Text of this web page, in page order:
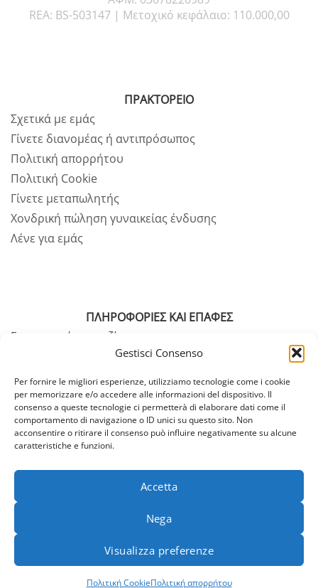
Gestisci Consenso
Per fornire le migliori esperienze, utilizziamo tecnologie come i cookie
per memorizzare e/o accedere alle informazioni del dispositivo. Il
consenso a queste tecnologie ci permetterà di elaborare dati come il
comportamento di navigazione o ID unici su questo sito. Non
acconsentire o ritirare il consenso può influire negativamente su alcune
caratteristiche e funzioni.
Accetta
Nega
Visualizza preferenze
Πολιτική CookieΠολιτική απορρήτου
REA: BS-503147 | Μετοχικό κεφάλαιο: 110.000,00
ΠΡΑΚΤΟΡΕΙΟ
Σχετικά με εμάς
Γίνετε διανομέας ή αντιπρόσωπος
Πολιτική απορρήτου
Πολιτική Cookie
Γίνετε μεταπωλητής
Χονδρική πώληση γυναικείας ένδυσης
Λένε για εμάς
ΠΛΗΡΟΦΟΡΙΕΣ ΚΑΙ ΕΠΑΦΕΣ
Επικοινωνήστε μαζί μας
Όροι και Προϋποθέσεις
Πληρωμές και επιστροφές
Αποστολή
FAQ
Copyright 2026 © MYOMYA srl Unipersonale - PI 03078220989 |